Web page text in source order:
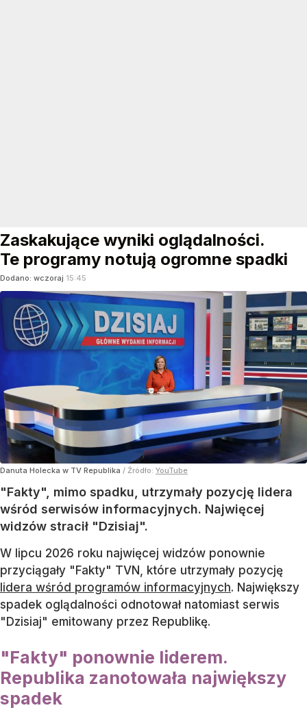
Zaskakujące wyniki oglądalności.
Te programy notują ogromne spadki
Dodano: wczoraj 15:45
Danuta Holecka w TV Republika / Źródło: YouTube
"Fakty", mimo spadku, utrzymały pozycję lidera
wśród serwisów informacyjnych. Najwięcej
widzów stracił "Dzisiaj".
W lipcu 2026 roku najwięcej widzów ponownie
przyciągały "Fakty" TVN, które utrzymały pozycję
lidera wśród programów informacyjnych. Największy
spadek oglądalności odnotował natomiast serwis
"Dzisiaj" emitowany przez Republikę.
"Fakty" ponownie liderem.
Republika zanotowała największy
spadek